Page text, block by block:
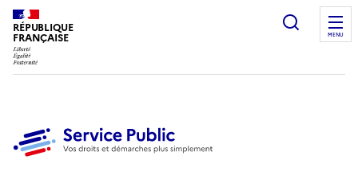
RÉPUBLIQUE
FRANÇAISE
Ouvrir
MENU